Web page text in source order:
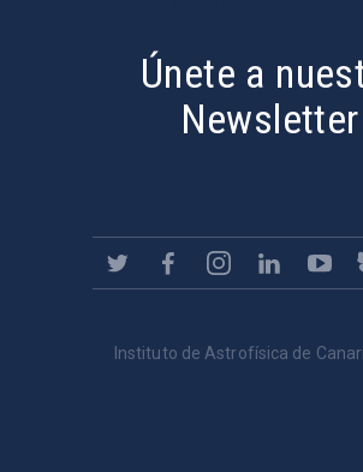
Únete a
Newsletter
Instituto de Astrofísica de